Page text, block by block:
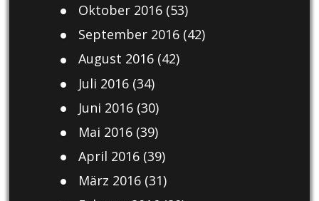
Oktober 2016(53)
September 2016(42)
August 2016(42)
Juli 2016(34)
Juni 2016(30)
Mai 2016(39)
April 2016(39)
März 2016(31)